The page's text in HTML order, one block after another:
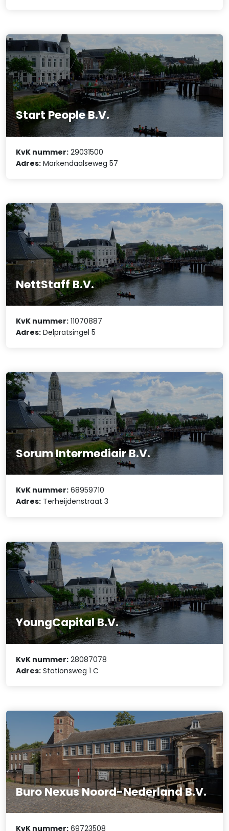
Start People B.V.
KvK nummer: 29031500
Adres: Markendaalseweg 57
NettStaff B.V.
KvK nummer: 11070887
Adres: Delpratsingel 5
Sorum Intermediair B.V.
KvK nummer: 68959710
Adres: Terheijdenstraat 3
YoungCapital B.V.
KvK nummer: 28087078
Adres: Stationsweg 1 C
Buro Nexus Noord-Nederland B.V.
KvK nummer: 69723508